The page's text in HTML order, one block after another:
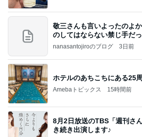
敬三さんも言いよったのよ
のしてはならない禁じ手だ
のよ
nanasantojiroのブログ 3日前
ホテルのあちこちにある25
Amebaトピックス 15時間前
8月2日放送のTBS「週刊さ
き続き出演します♪